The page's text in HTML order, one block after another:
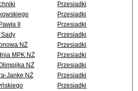
Przesiadki
Przesiadki
II
Przesiadki
Sady
Przesiadki
NŻ
Przesiadki
MPK NŻ
Przesiadki
NŻ
Przesiadki
Janke NŻ
Przesiadki
Przesiadki